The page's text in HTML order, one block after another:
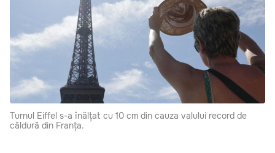
Turnul Eiffel s-a înălțat cu 10 cm din cauza valului record de
căldură din Franța.